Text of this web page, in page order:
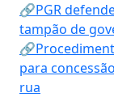
🔗PGR
tampão de
para
rua